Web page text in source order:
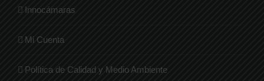
Innocámaras
Mi Cuenta
Política de Calidad y Medio Ambiente